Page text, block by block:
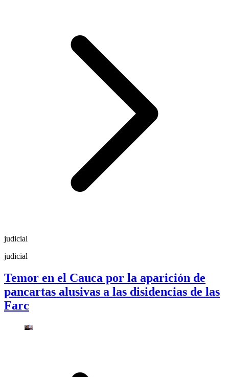
judicial
judicial
Temor en el Cauca por la aparición de
pancartas alusivas a las disidencias de las
Farc